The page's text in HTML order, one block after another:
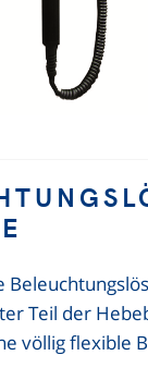
Teil der
völlig flexible